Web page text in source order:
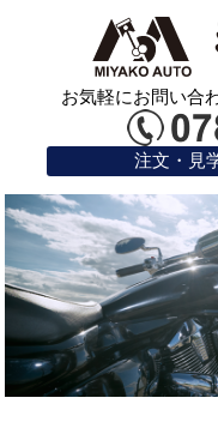
お気軽にお問い合
注文・見